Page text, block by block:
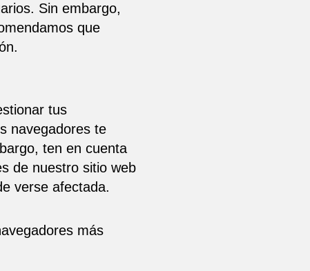
Sin embargo,
que
tus
navegadores te
ten en cuenta
de nuestro sitio web
verse afectada.
más